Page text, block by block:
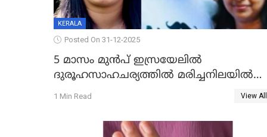
KERALA
Posted On 31-12-2025
5 മാസം മുൻപ് ഇസ്രയേലിൽ
ദുരൂഹസാഹചര്യത്തിൽ മരിച്ചനിലയിൽ
കണ്ടെത്തിയ മലയാളി യുവാവിന്റെ
1 Min Read View All